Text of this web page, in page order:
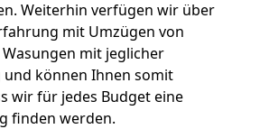
Weiterhin verfügen wir über
mit Umzügen von
mit jeglicher
können Ihnen somit
wir für jedes Budget eine
finden werden.